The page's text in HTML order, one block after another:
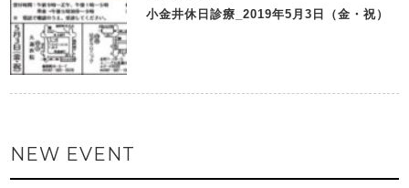
小金井休日診療_2019年5月3日（金・祝）
NEW EVENT